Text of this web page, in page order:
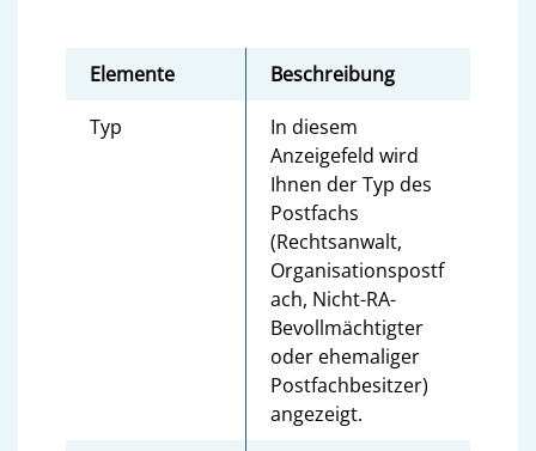
Elemente
Beschreibung
Typ
In diesem
Anzeigefeld wird
Ihnen der Typ des
Postfachs
(Rechtsanwalt,
Organisationspostf
ach, Nicht-RA-
Bevollmächtigter
oder ehemaliger
Postfachbesitzer)
angezeigt.